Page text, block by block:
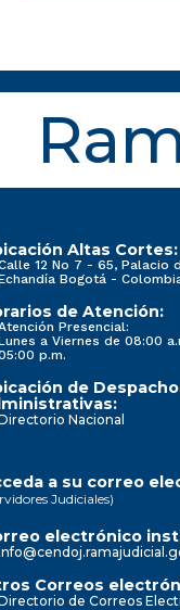
Altas Cortes:
12 No 7 - 65, Palacio
Bogotá -
de Atención:
Presencial:
a Viernes de 08:00
p.m.
de
Nacional
a su correo
Judiciales)
electrónico
Correos
de Correos